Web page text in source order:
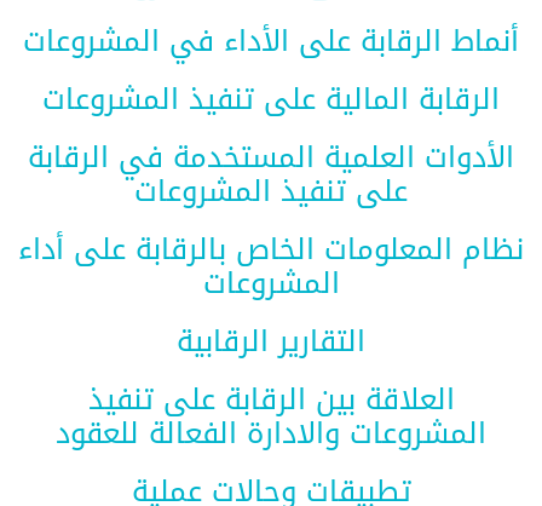
أنماط الرقابة على الأداء في المشروعات
الرقابة المالية على تنفيذ المشروعات
الأدوات العلمية المستخدمة في الرقابة
على تنفيذ المشروعات
نظام المعلومات الخاص بالرقابة على أداء
المشروعات
التقارير الرقابية
العلاقة بين الرقابة على تنفيذ
المشروعات والادارة الفعالة للعقود
تطبيقات وحالات عملية